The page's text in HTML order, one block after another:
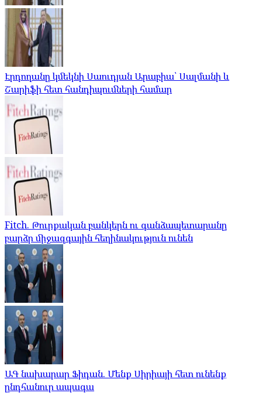
Էրդողանը կմեկնի Սաուդյան Արաբիա՝ Սալմանի և
Շարիֆի հետ հանդիպումների համար
Fitch. Թուրքական բանկերն ու գանձապետարանը
բարձր միջազգային հեղինակություն ունեն
ԱԳ նախարար Ֆիդան. Մենք Սիրիայի հետ ունենք
ընդհանուր ապագա